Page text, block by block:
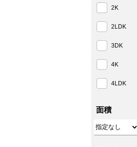
2K
2LDK
3DK
4K
4LDK
面積